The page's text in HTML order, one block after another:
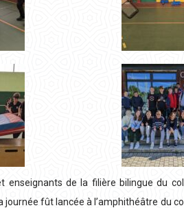
enseignants de la filière bilingue du
journée fût lancée à l’amphithéâtre du